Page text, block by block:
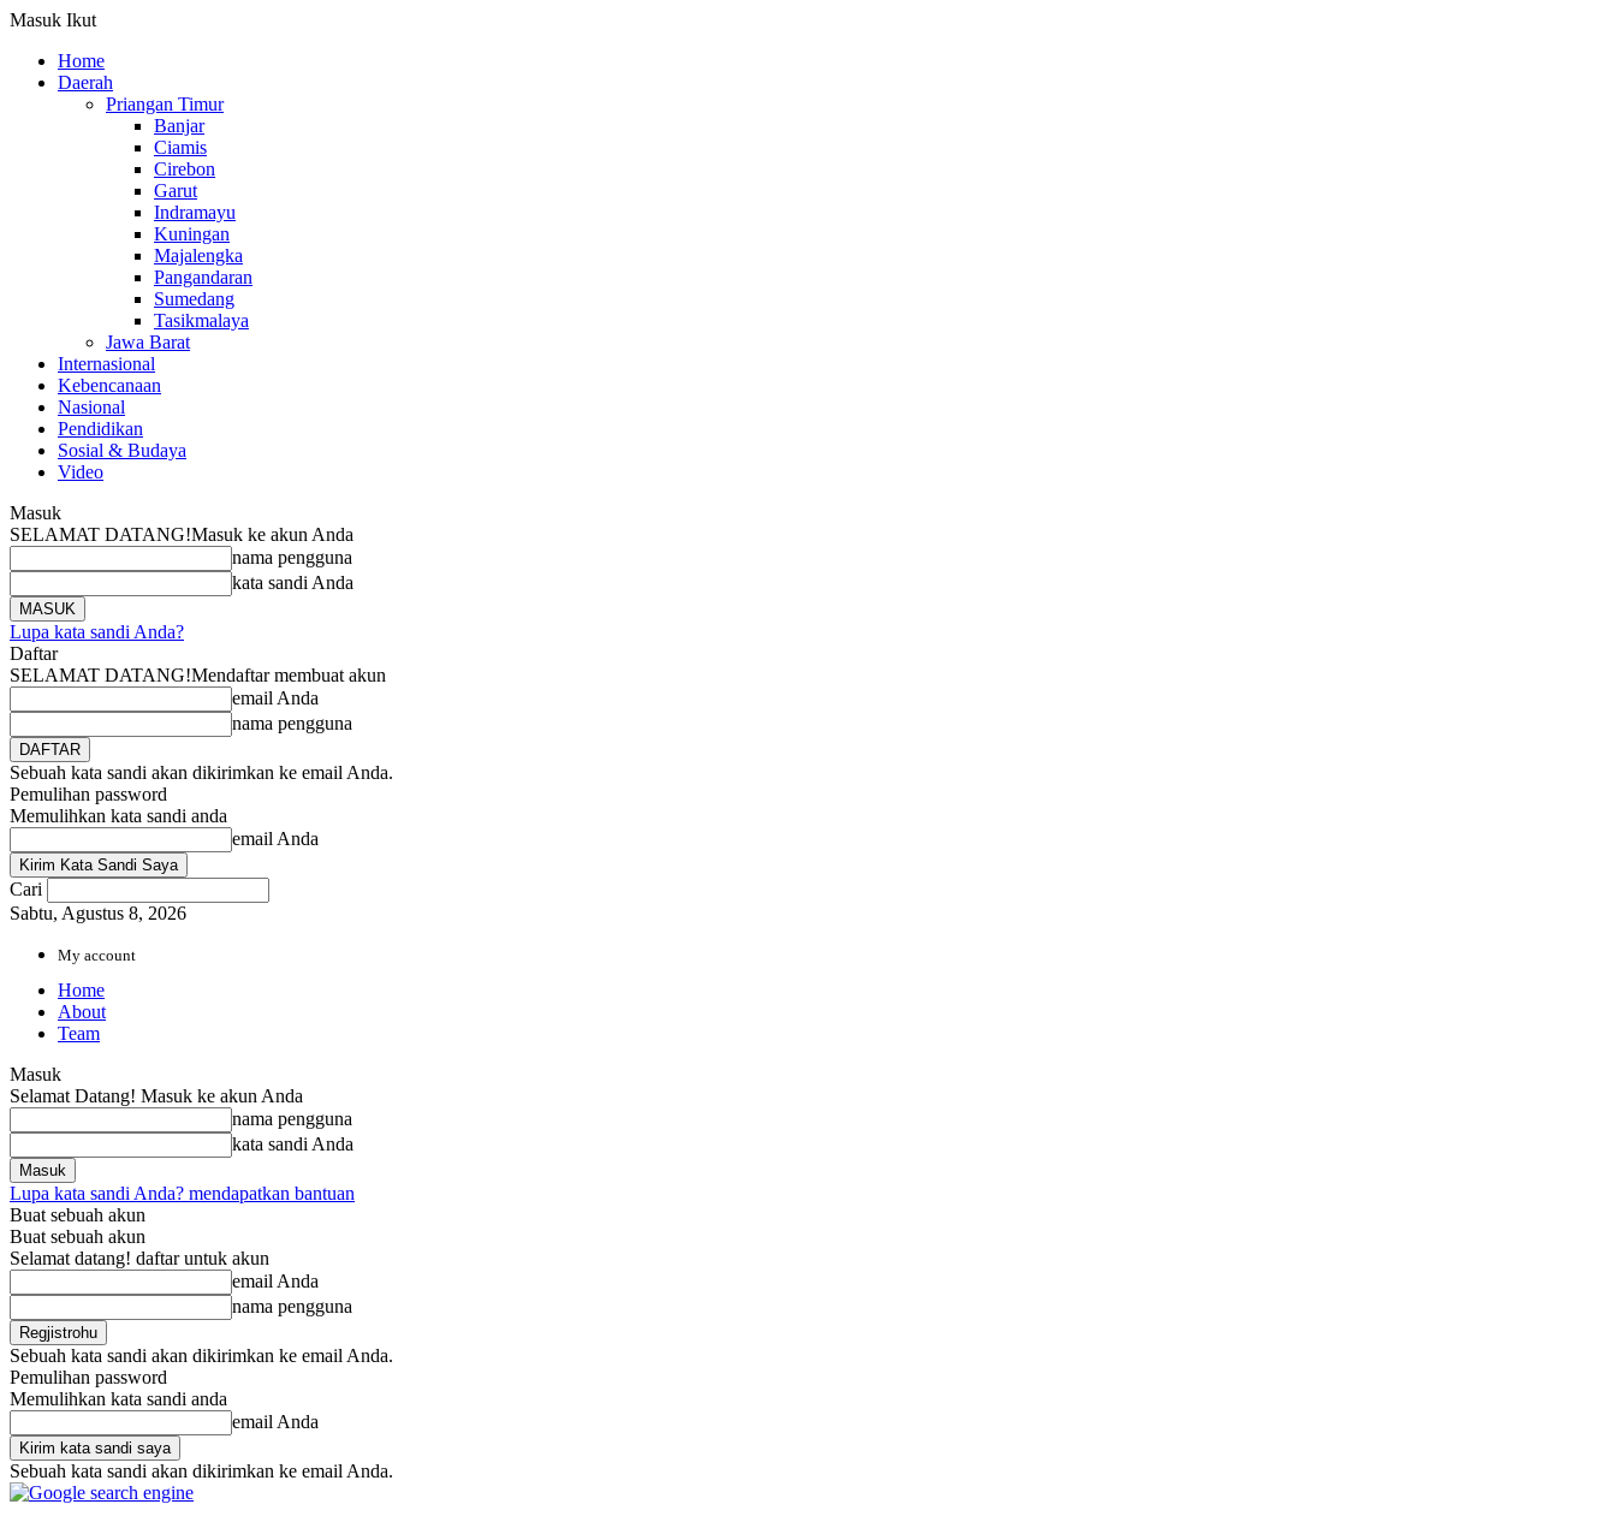
Masuk Ikut
Home
Daerah
Priangan Timur
Banjar
Ciamis
Cirebon
Garut
Indramayu
Kuningan
Majalengka
Pangandaran
Sumedang
Tasikmalaya
Jawa Barat
Internasional
Kebencanaan
Nasional
Pendidikan
Sosial & Budaya
Video
Masuk
SELAMAT DATANG!Masuk ke akun Anda
nama pengguna
kata sandi Anda
Lupa kata sandi Anda?
Daftar
SELAMAT DATANG!Mendaftar membuat akun
email Anda
nama pengguna
Sebuah kata sandi akan dikirimkan ke email Anda.
Pemulihan password
Memulihkan kata sandi anda
email Anda
Cari
Sabtu, Agustus 8, 2026
My account
Home
About
Team
Masuk
Selamat Datang! Masuk ke akun Anda
nama pengguna
kata sandi Anda
Lupa kata sandi Anda? mendapatkan bantuan
Buat sebuah akun
Buat sebuah akun
Selamat datang! daftar untuk akun
email Anda
nama pengguna
Sebuah kata sandi akan dikirimkan ke email Anda.
Pemulihan password
Memulihkan kata sandi anda
email Anda
Sebuah kata sandi akan dikirimkan ke email Anda.